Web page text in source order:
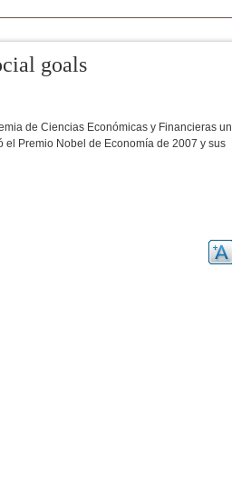
goals
de Ciencias Económicas y Financieras un
Premio Nobel de Economía de 2007 y sus